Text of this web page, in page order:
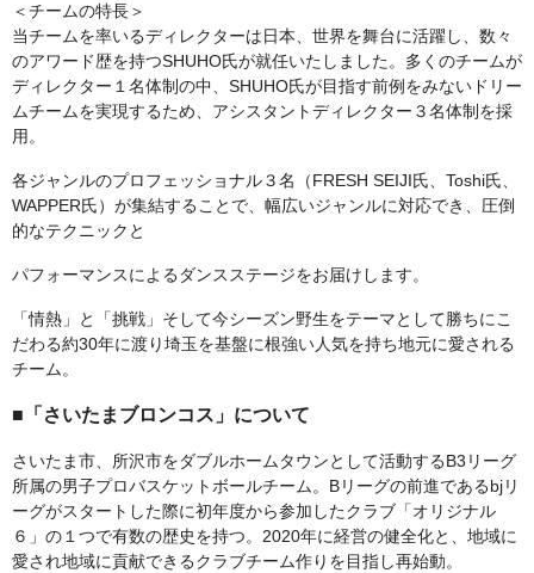
＜チームの特長＞
当チームを率いるディレクターは日本、世界を舞台に活躍し、数々
のアワード歴を持つSHUHO氏が就任いたしました。多くのチームが
ディレクター１名体制の中、SHUHO氏が目指す前例をみないドリー
ムチームを実現するため、アシスタントディレクター３名体制を採
用。
各ジャンルのプロフェッショナル３名（FRESH SEIJI氏、Toshi氏、
WAPPER氏）が集結することで、幅広いジャンルに対応でき、圧倒
的なテクニックと
パフォーマンスによるダンスステージをお届けします。
「情熱」と「挑戦」そして今シーズン野生をテーマとして勝ちにこ
だわる約30年に渡り埼玉を基盤に根強い人気を持ち地元に愛される
チーム。
■「さいたまブロンコス」について
さいたま市、所沢市をダブルホームタウンとして活動するB3リーグ
所属の男子プロバスケットボールチーム。Bリーグの前進であるbjリ
ーグがスタートした際に初年度から参加したクラブ「オリジナル
６」の１つで有数の歴史を持つ。2020年に経営の健全化と、地域に
愛され地域に貢献できるクラブチーム作りを目指し再始動。